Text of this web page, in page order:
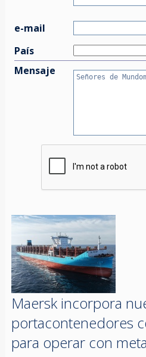
e-mail
País
Mensaje
Maersk incorpora
portacontenedores
para operar con